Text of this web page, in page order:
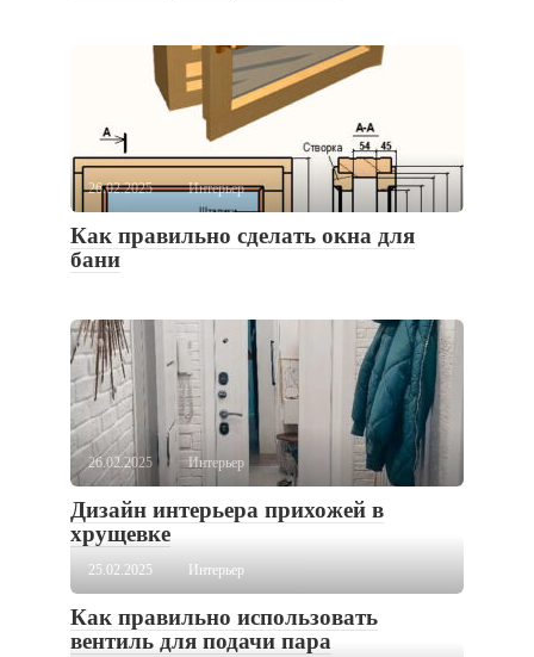
26.02.2025 Интерьер
Как правильно сделать окна для
бани
26.02.2025 Интерьер
Дизайн интерьера прихожей в
хрущевке
25.02.2025 Интерьер
Как правильно использовать
вентиль для подачи пара